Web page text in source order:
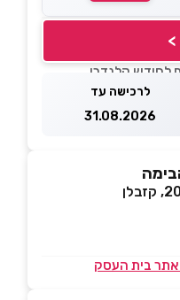
לרכישה עד
31.08.2026
בית העסק